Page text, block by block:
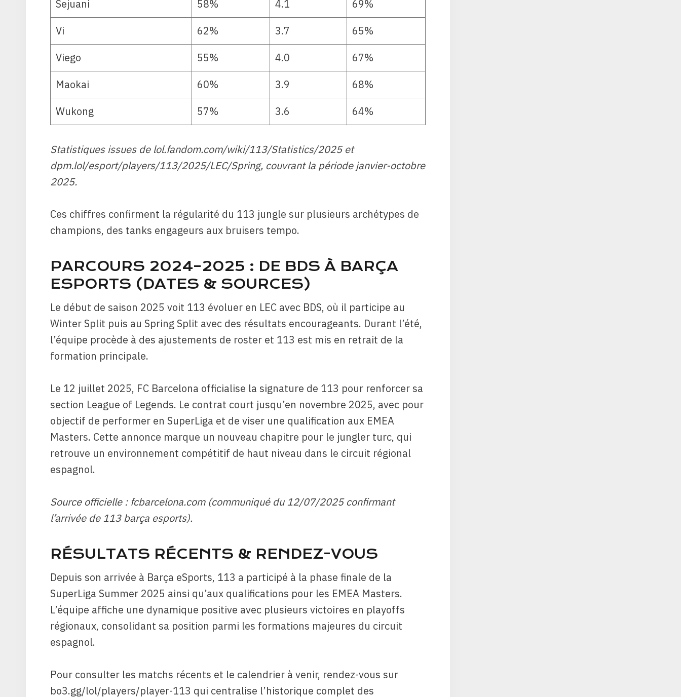
Sejuani 58% 4.1
69%
Vi
62% 3.7
65%
Viego
55% 4.0
67%
Maokai
60% 3.9
68%
Wukong
57% 3.6 64%
Statistiques issues de lol.fandom.com/wiki/113/Statistics/2025 et
dpm.lol/esport/players/113/2025/LEC/Spring, couvrant la période janvier-octobre
2025.
Ces chiffres confirment la régularité du 113 jungle sur plusieurs archétypes de
champions, des tanks engageurs aux bruisers tempo.
PARCOURS 2024–2025 : DE BDS À BARÇA
ESPORTS (DATES & SOURCES)
Le début de saison 2025 voit 113 évoluer en LEC avec BDS, où il participe au
Winter Split puis au Spring Split avec des résultats encourageants. Durant l’été,
l’équipe procède à des ajustements de roster et 113 est mis en retrait de la
formation principale.
Le 12 juillet 2025, FC Barcelona officialise la signature de 113 pour renforcer sa
section League of Legends. Le contrat court jusqu’en novembre 2025, avec pour
objectif de performer en SuperLiga et de viser une qualification aux EMEA
Masters. Cette annonce marque un nouveau chapitre pour le jungler turc, qui
retrouve un environnement compétitif de haut niveau dans le circuit régional
espagnol.
Source officielle : fcbarcelona.com (communiqué du 12/07/2025 confirmant
l’arrivée de 113 barça esports).
RÉSULTATS RÉCENTS & RENDEZ-VOUS
Depuis son arrivée à Barça eSports, 113 a participé à la phase finale de la
SuperLiga Summer 2025 ainsi qu’aux qualifications pour les EMEA Masters.
L’équipe affiche une dynamique positive avec plusieurs victoires en playoffs
régionaux, consolidant sa position parmi les formations majeures du circuit
espagnol.
Pour consulter les matchs récents et le calendrier à venir, rendez-vous sur
bo3.gg/lol/players/player-113 qui centralise l’historique complet des